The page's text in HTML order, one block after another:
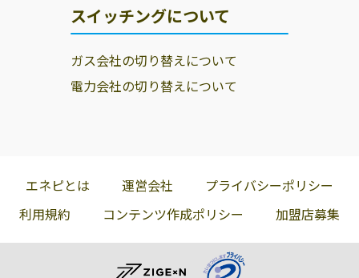
スイッチングについて
ガス会社の切り替えについて
電力会社の切り替えについて
エネピとは 運営会社
プライバシーポリシー
利用規約
コンテンツ作成ポリシー 加盟店募集